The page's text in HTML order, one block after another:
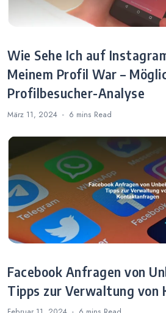
Wie Sehe Ich auf
Meinem Profil War –
Profilbesucher-Analyse
März 11, 2024 6 mins Read
Facebook Anfragen von
Tipps zur Verwaltung von